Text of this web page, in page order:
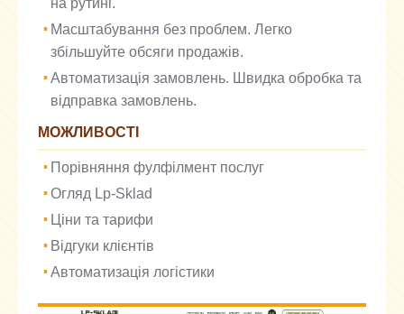
на рутині.
Масштабування без проблем. Легко
збільшуйте обсяги продажів.
Автоматизація замовлень. Швидка обробка та
відправка замовлень.
МОЖЛИВОСТІ
Порівняння фулфілмент послуг
Огляд Lp-Sklad
Ціни та тарифи
Відгуки клієнтів
Автоматизація логістики